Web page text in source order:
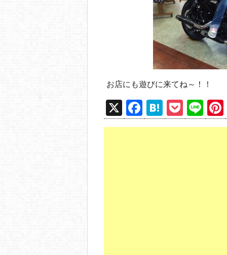
お店にも遊びに来てね～！！
X
F
a
H
at
P
o
Li
n